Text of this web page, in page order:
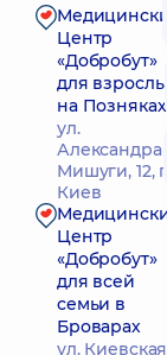
Центр
«Добробут»
для взрослых
на Позняках
ул.
Александра
Мишуги, 12, г.
Киев
Центр
«Добробут»
для всей
семьи в
Броварах
ул.